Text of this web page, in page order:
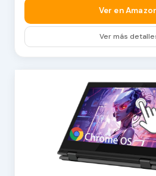
Ver en
Ver más